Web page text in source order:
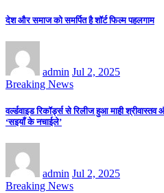
देश और समाज को समर्पित है शॉर्ट फिल्म पहलगाम
admin Jul 2, 2025
Breaking News
वर्ल्डवाइड रिकॉर्ड्स से रिलीज हुआ माही
‘सइयाँ के नचाईले’
admin Jul 2, 2025
Breaking News